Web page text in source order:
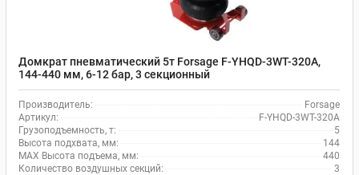
Домкрат пневматический 5т Forsage F-YHQD-3WT-320A,
144-440 мм, 6-12 бар, 3 секционный
Производитель:
Forsage
Артикул:
F-YHQD-3WT-320A
Грузоподъемность, т:
5
Высота подхвата, мм:
144
MAX Высота подъема, мм:
440
Количество воздушных секций:
3